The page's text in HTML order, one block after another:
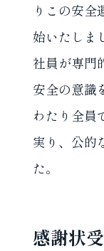
りこの安全
始いたしま
社員が専門
安全の意識
わたり全員
実り、公的
た。
感謝状